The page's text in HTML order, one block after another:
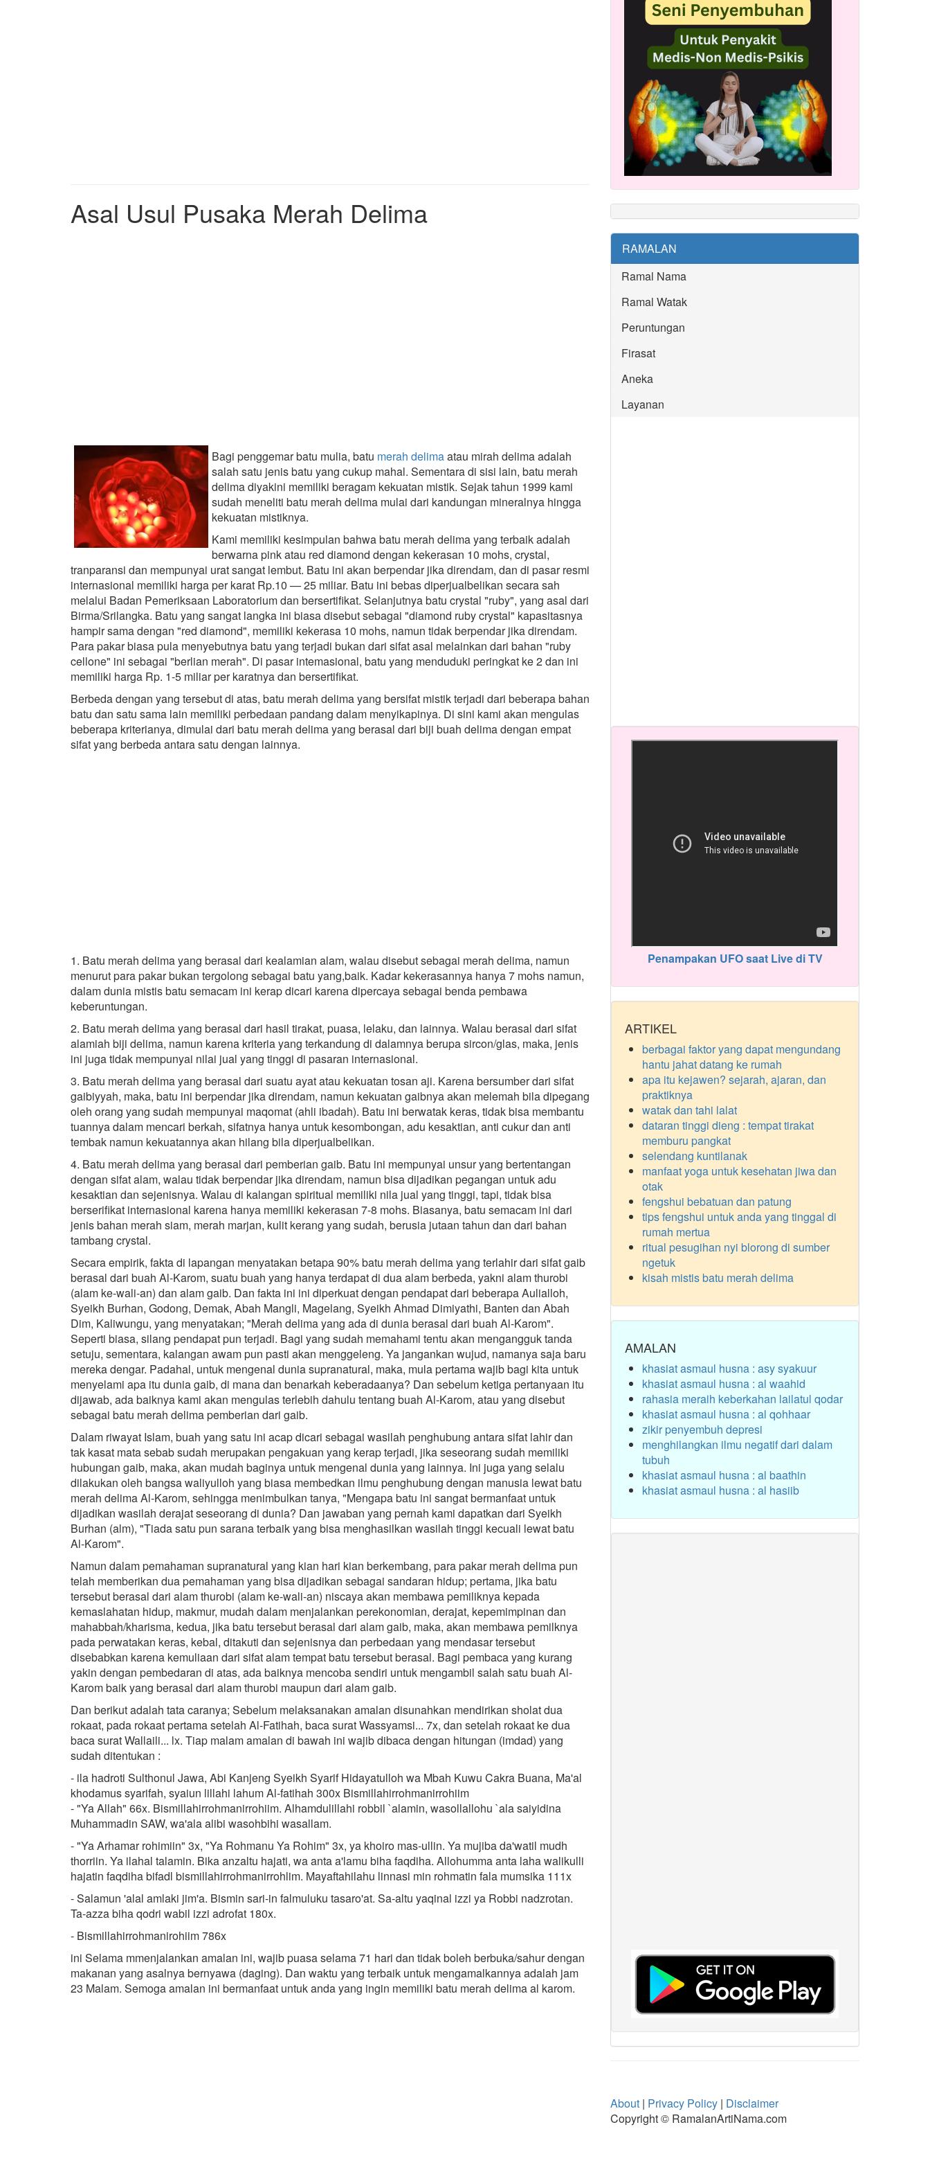
Asal Usul Pusaka Merah Delima
Bagi penggemar batu mulia, batu merah delimaatau mirah delima adalah
salah satu jenis batu yang cukup mahal. Sementara di sisi lain, batu merah
delima diyakini memiliki beragam kekuatan mistik. Sejak tahun 1999 kami
sudah meneliti batu merah delima mulai dari kandungan mineralnya hingga
kekuatan mistiknya.
Kami memiliki kesimpulan bahwa batu merah delima yang terbaik adalah
berwarna pink atau red diamond dengan kekerasan 10 mohs, crystal,
tranparansi dan mempunyai urat sangat lembut. Batu ini akan berpendar jika direndam, dan di pasar resmi
internasional memiliki harga per karat Rp.10 — 25 miliar. Batu ini bebas diperjualbelikan secara sah
melalui Badan Pemeriksaan Laboratorium dan bersertifikat. Selanjutnya batu crystal "ruby", yang asal dari
Birma/Srilangka. Batu yang sangat langka ini biasa disebut sebagai "diamond ruby crystal" kapasitasnya
hampir sama dengan "red diamond", memiliki kekerasa 10 mohs, namun tidak berpendar jika direndam.
Para pakar biasa pula menyebutnya batu yang terjadi bukan dari sifat asal melainkan dari bahan "ruby
cellone" ini sebagai "berlian merah". Di pasar intemasional, batu yang menduduki peringkat ke 2 dan ini
memiliki harga Rp. 1-5 miliar per karatnya dan bersertifikat.
Berbeda dengan yang tersebut di atas, batu merah delima yang bersifat mistik terjadi dari beberapa bahan
batu dan satu sama lain memiliki perbedaan pandang dalam menyikapinya. Di sini kami akan mengulas
beberapa kriterianya, dimulai dari batu merah delima yang berasal dari biji buah delima dengan empat
sifat yang berbeda antara satu dengan lainnya.
1. Batu merah delima yang berasal dari kealamian alam, walau disebut sebagai merah delima, namun
menurut para pakar bukan tergolong sebagai batu yang,baik. Kadar kekerasannya hanya 7 mohs namun,
dalam dunia mistis batu semacam ini kerap dicari karena dipercaya sebagai benda pembawa
keberuntungan.
2. Batu merah delima yang berasal dari hasil tirakat, puasa, lelaku, dan lainnya. Walau berasal dari sifat
alamiah biji delima, namun karena kriteria yang terkandung di dalamnya berupa sircon/glas, maka, jenis
ini juga tidak mempunyai nilai jual yang tinggi di pasaran internasional.
3. Batu merah delima yang berasal dari suatu ayat atau kekuatan tosan aji. Karena bersumber dari sifat
gaibiyyah, maka, batu ini berpendar jika direndam, namun kekuatan gaibnya akan melemah bila dipegang
oleh orang yang sudah mempunyai maqomat (ahli ibadah). Batu ini berwatak keras, tidak bisa membantu
tuannya dalam mencari berkah, sifatnya hanya untuk kesombongan, adu kesaktian, anti cukur dan anti
tembak namun kekuatannya akan hilang bila diperjualbelikan.
4. Batu merah delima yang berasal dari pemberian gaib. Batu ini mempunyai unsur yang bertentangan
dengan sifat alam, walau tidak berpendar jika direndam, namun bisa dijadikan pegangan untuk adu
kesaktian dan sejenisnya. Walau di kalangan spiritual memiliki nila jual yang tinggi, tapi, tidak bisa
berserifikat internasional karena hanya memiliki kekerasan 7-8 mohs. Biasanya, batu semacam ini dari
jenis bahan merah siam, merah marjan, kulit kerang yang sudah, berusia jutaan tahun dan dari bahan
tambang crystal.
Secara empirik, fakta di lapangan menyatakan betapa 90% batu merah delima yang terlahir dari sifat gaib
berasal dari buah Al-Karom, suatu buah yang hanya terdapat di dua alam berbeda, yakni alam thurobi
(alam ke-wali-an) dan alam gaib. Dan fakta ini ini diperkuat dengan pendapat dari beberapa Aulialloh,
Syeikh Burhan, Godong, Demak, Abah Mangli, Magelang, Syeikh Ahmad Dimiyathi, Banten dan Abah
Dim, Kaliwungu, yang menyatakan; "Merah delima yang ada di dunia berasal dari buah Al-Karom".
Seperti biasa, silang pendapat pun terjadi. Bagi yang sudah memahami tentu akan mengangguk tanda
setuju, sementara, kalangan awam pun pasti akan menggeleng. Ya jangankan wujud, namanya saja baru
mereka dengar. Padahal, untuk mengenal dunia supranatural, maka, mula pertama wajib bagi kita untuk
menyelami apa itu dunia gaib, di mana dan benarkah keberadaanya? Dan sebelum ketiga pertanyaan itu
dijawab, ada baiknya kami akan mengulas terlebih dahulu tentang buah Al-Karom, atau yang disebut
sebagai batu merah delima pemberian dari gaib.
Dalam riwayat Islam, buah yang satu ini acap dicari sebagai wasilah penghubung antara sifat lahir dan
tak kasat mata sebab sudah merupakan pengakuan yang kerap terjadi, jika seseorang sudah memiliki
hubungan gaib, maka, akan mudah baginya untuk mengenal dunia yang lainnya. Ini juga yang selalu
dilakukan oleh bangsa waliyulloh yang biasa membedkan ilmu penghubung dengan manusia lewat batu
merah delima Al-Karom, sehingga menimbulkan tanya, "Mengapa batu ini sangat bermanfaat untuk
dijadikan wasilah derajat seseorang di dunia? Dan jawaban yang pernah kami dapatkan dari Syeikh
Burhan (alm), "Tiada satu pun sarana terbaik yang bisa menghasilkan wasilah tinggi kecuali lewat batu
Al-Karom".
Namun dalam pemahaman supranatural yang kian hari kian berkembang, para pakar merah delima pun
telah memberikan dua pemahaman yang bisa dijadikan sebagai sandaran hidup; pertama, jika batu
tersebut berasal dari alam thurobi (alam ke-wali-an) niscaya akan membawa pemiliknya kepada
kemaslahatan hidup, makmur, mudah dalam menjalankan perekonomian, derajat, kepemimpinan dan
mahabbah/kharisma, kedua, jika batu tersebut berasal dari alam gaib, maka, akan membawa pemilknya
pada perwatakan keras, kebal, ditakuti dan sejenisnya dan perbedaan yang mendasar tersebut
disebabkan karena kemuliaan dari sifat alam tempat batu tersebut berasal. Bagi pembaca yang kurang
yakin dengan pembedaran di atas, ada baiknya mencoba sendiri untuk mengambil salah satu buah Al-
Karom baik yang berasal dari alam thurobi maupun dari alam gaib.
Dan berikut adalah tata caranya; Sebelum melaksanakan amalan disunahkan mendirikan sholat dua
rokaat, pada rokaat pertama setelah Al-Fatihah, baca surat Wassyamsi... 7x, dan setelah rokaat ke dua
baca surat Wallaili... lx. Tiap malam amalan di bawah ini wajib dibaca dengan hitungan (imdad) yang
sudah ditentukan :
- ila hadroti Sulthonul Jawa, Abi Kanjeng Syeikh Syarif Hidayatulloh wa Mbah Kuwu Cakra Buana, Ma'al
khodamus syarifah, syaiun lillahi lahum Al-fatihah 300x Bismillahirrohmanirrohiim
- "Ya Allah" 66x. Bismillahirrohmanirrohiim. Alhamdulillahi robbil `alamin, wasollallohu `ala saiyidina
Muhammadin SAW, wa'ala alibi wasohbihi wasallam.
- "Ya Arhamar rohimiin" 3x, "Ya Rohmanu Ya Rohim" 3x, ya khoiro mas-ullin. Ya mujiba da'watil mudh
thorriin. Ya ilahal talamin. Bika anzaltu hajati, wa anta a'lamu biha faqdiha. Allohumma anta laha walikulli
hajatin faqdiha bifadl bismillahirrohmanirrohlim. Mayaftahilahu linnasi min rohmatin fala mumsika 111x
- Salamun 'alal amlaki jim'a. Bismin sari-in falmuluku tasaro'at. Sa-altu yaqinal izzi ya Robbi nadzrotan.
Ta-azza biha qodri wabil izzi adrofat 180x.
- Bismillahirrohmanirohiim 786x
ini Selama mmenjalankan amalan ini, wajib puasa selama 71 hari dan tidak boleh berbuka/sahur dengan
makanan yang asalnya bernyawa (daging). Dan waktu yang terbaik untuk mengamalkannya adalah jam
23 Malam. Semoga amalan ini bermanfaat untuk anda yang ingin memiliki batu merah delima al karom.
RAMALAN
Ramal Nama
Ramal Watak
Peruntungan
Firasat
Aneka
Layanan
Penampakan UFO saat Live di TV
ARTIKEL
berbagai faktor yang dapat mengundang
hantu jahat datang ke rumah
apa itu kejawen? sejarah, ajaran, dan
praktiknya
watak dan tahi lalat
dataran tinggi dieng : tempat tirakat
memburu pangkat
selendang kuntilanak
manfaat yoga untuk kesehatan jiwa dan
otak
fengshui bebatuan dan patung
tips fengshui untuk anda yang tinggal di
rumah mertua
ritual pesugihan nyi blorong di sumber
ngetuk
kisah mistis batu merah delima
AMALAN
khasiat asmaul husna : asy syakuur
khasiat asmaul husna : al waahid
rahasia meraih keberkahan lailatul qodar
khasiat asmaul husna : al qohhaar
zikir penyembuh depresi
menghilangkan ilmu negatif dari dalam
tubuh
khasiat asmaul husna : al baathin
khasiat asmaul husna : al hasiib
About | Privacy Policy | Disclaimer
Copyright © RamalanArtiNama.com